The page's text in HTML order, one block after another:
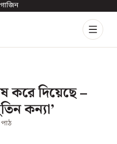
করে দিয়েছে –
কন্যা’